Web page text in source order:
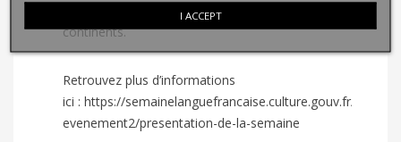
de faire vivre la francophonie sur les cinq
continents.
Retrouvez plus d’informations
ici : https://semainelanguefrancaise.culture.gouv.fr/l-
evenement2/presentation-de-la-semaine
I ACCEPT